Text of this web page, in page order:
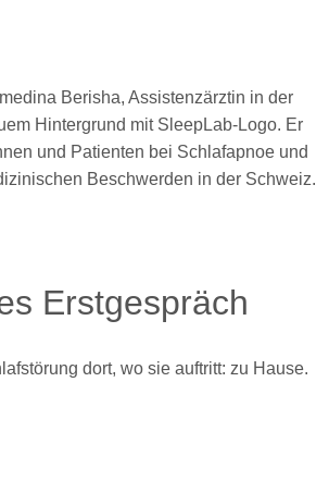
Erstgespräch
dort, wo sie auftritt: zu Hause.